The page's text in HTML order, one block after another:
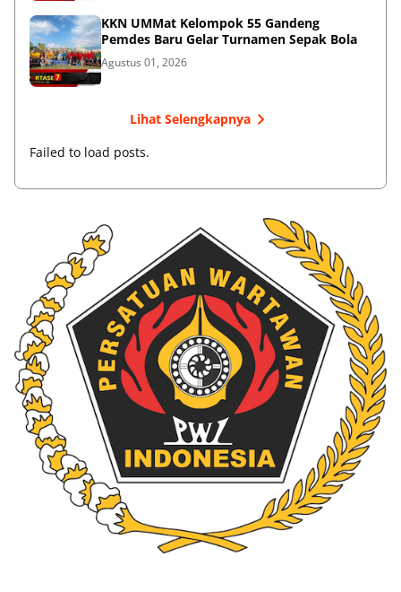
KKN UMMat Kelompok 55 Gandeng
Pemdes Baru Gelar Turnamen Sepak Bola
Agustus 01, 2026
Lihat Selengkapnya
Failed to load posts.